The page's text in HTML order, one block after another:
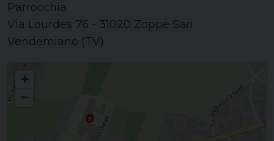
Parrocchia
Via Lourdes 76 - 31020 Zoppè San
Vendemiano (TV)
Unità Pastorale "San Vendemiale"
+
−